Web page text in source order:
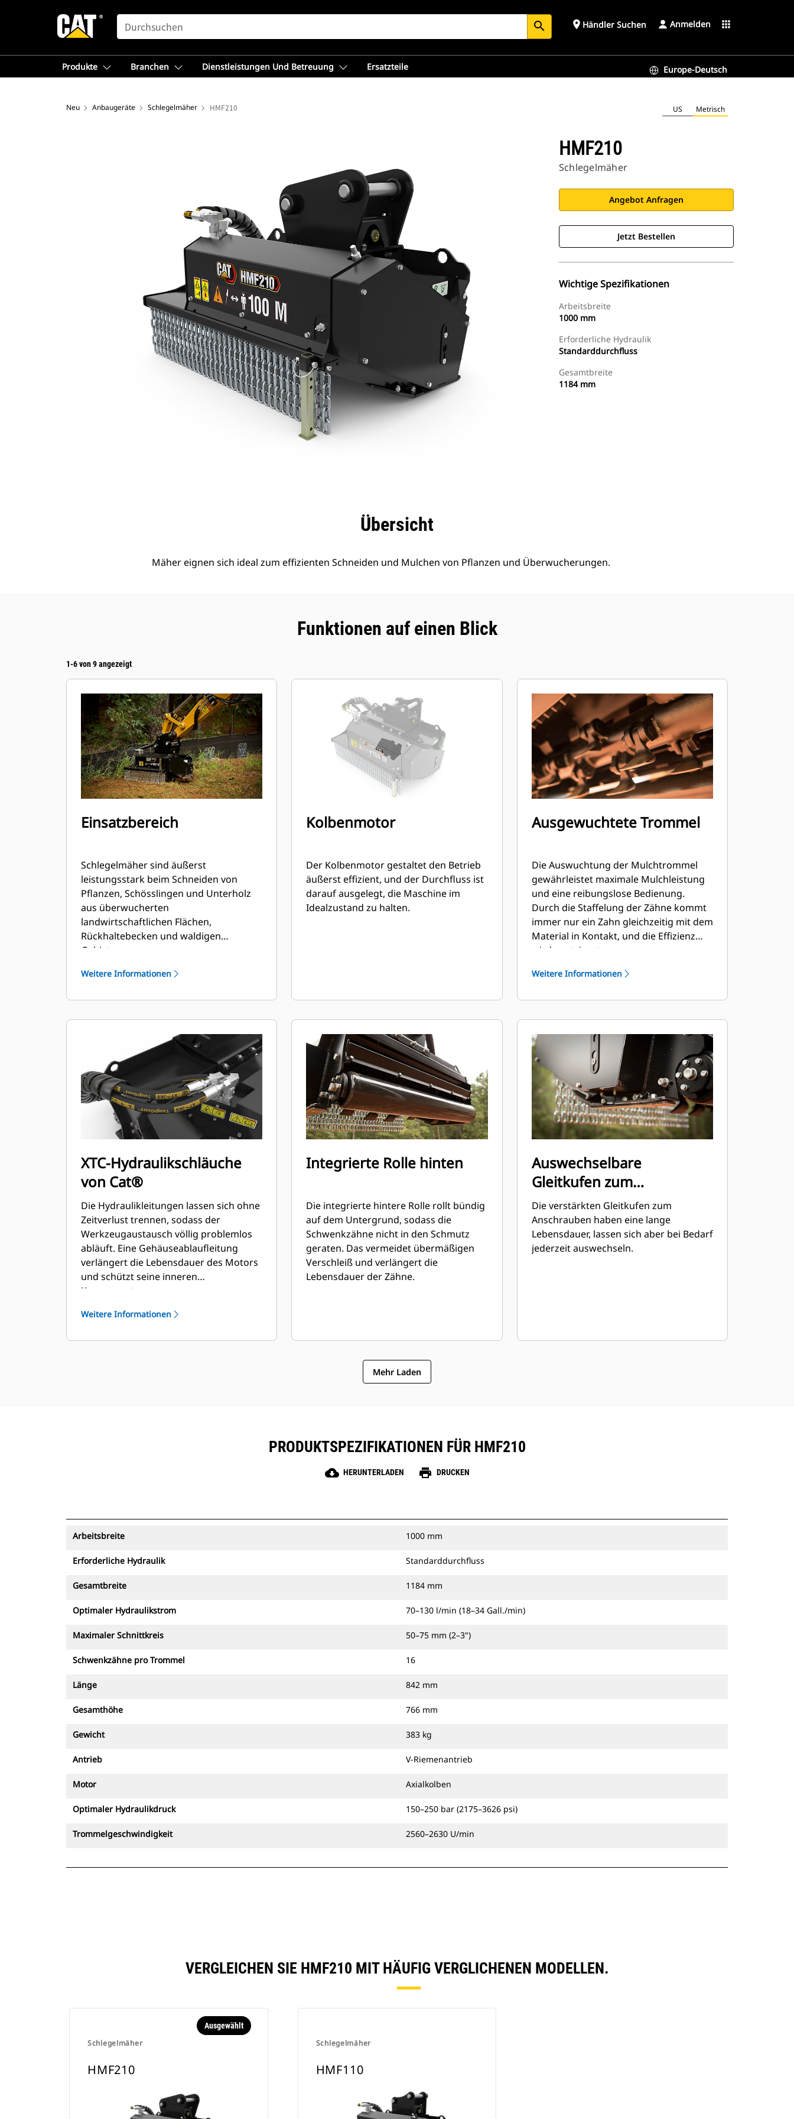
SEARCH search place Händler Suchen Anmelden apps
Produkte Branchen Dienstleistungen Und Betreuung Ersatzteile Europe-Deutsch
Neu Anbaugeräte Schlegelmäher HMF210 US Metrisch
HMF210
Schlegelmäher
Angebot Anfragen
Jetzt Bestellen
Wichtige Spezifikationen
Arbeitsbreite
1000 mm
Erforderliche Hydraulik
Standarddurchfluss
Gesamtbreite
1184 mm
Technische DatenÜbersicht
Mäher eignen sich ideal zum effizienten Schneiden und Mulchen von Pflanzen und Überwucherungen.
Funktionen auf einen Blick
1-6 von 9 angezeigt
Einsatzbereich
Schlegelmäher sind äußerst
leistungsstark beim Schneiden von
Pflanzen, Schösslingen und Unterholz
aus überwucherten
landwirtschaftlichen Flächen,
Rückhaltebecken und waldigen
Gebieten.
Weitere Informationen
Kolbenmotor
Der Kolbenmotor gestaltet den Betrieb
äußerst effizient, und der Durchfluss ist
darauf ausgelegt, die Maschine im
Idealzustand zu halten.
Ausgewuchtete Trommel
Die Auswuchtung der Mulchtrommel
gewährleistet maximale Mulchleistung
und eine reibungslose Bedienung.
Durch die Staffelung der Zähne kommt
immer nur ein Zahn gleichzeitig mit dem
Material in Kontakt, und die Effizienz
wird gesteigert.
Weitere Informationen
XTC-Hydraulikschläuche
von Cat®
Die Hydraulikleitungen lassen sich ohne
Zeitverlust trennen, sodass der
Werkzeugaustausch völlig problemlos
abläuft. Eine Gehäuseablaufleitung
verlängert die Lebensdauer des Motors
und schützt seine inneren
Komponenten.
Weitere Informationen
Integrierte Rolle hinten
Die integrierte hintere Rolle rollt bündig
auf dem Untergrund, sodass die
Schwenkzähne nicht in den Schmutz
geraten. Das vermeidet übermäßigen
Verschleiß und verlängert die
Lebensdauer der Zähne.
Auswechselbare
Gleitkufen zum
Anschrauben
Die verstärkten Gleitkufen zum
Anschrauben haben eine lange
Lebensdauer, lassen sich aber bei Bedarf
jederzeit auswechseln.
Mehr Laden
PRODUKTSPEZIFIKATIONEN FÜR HMF210
cloud_download HERUNTERLADEN print DRUCKEN
Arbeitsbreite 1000 mm
Erforderliche Hydraulik Standarddurchfluss
Gesamtbreite 1184 mm
Optimaler Hydraulikstrom 70–130 l/min (18–34 Gall./min)
Maximaler Schnittkreis 50–75 mm (2–3")
Schwenkzähne pro Trommel 16
Länge 842 mm
Gesamthöhe 766 mm
Gewicht 383 kg
Antrieb V-Riemenantrieb
Motor Axialkolben
Optimaler Hydraulikdruck 150–250 bar (2175–3626 psi)
Trommelgeschwindigkeit 2560–2630 U/min
VERGLEICHEN SIE HMF210 MIT HÄUFIG VERGLICHENEN MODELLEN.
Schlegelmäher
Ausgewählt
HMF210
Schlegelmäher
HMF110